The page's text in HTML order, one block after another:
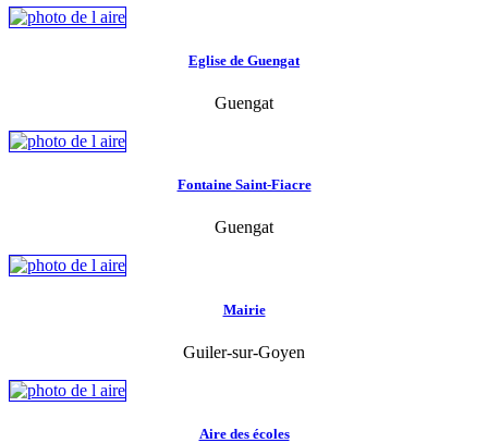
Eglise de Guengat
Guengat
Fontaine Saint-Fiacre
Guengat
Mairie
Guiler-sur-Goyen
Aire des écoles